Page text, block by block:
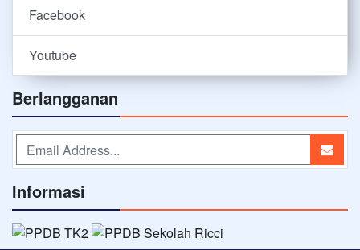
Facebook
Youtube
Berlangganan
Informasi